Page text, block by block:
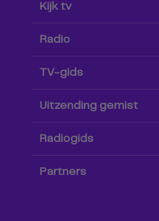
Kijk tv
Radio
TV-gids
Uitzending gemist
Radiogids
Partners